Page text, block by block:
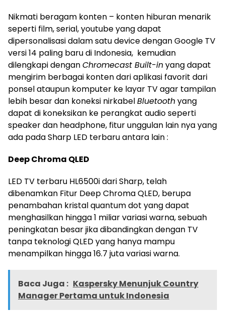
Nikmati beragam konten – konten hiburan menarik
seperti film, serial, youtube yang dapat
dipersonalisasi dalam satu device dengan Google TV
versi 14 paling baru di Indonesia, kemudian
dilengkapi denganChromecast Built-inyang dapat
mengirim berbagai konten dari aplikasi favorit dari
ponsel ataupun komputer ke layar TV agar tampilan
lebih besar dan koneksi nirkabelBluetoothyang
dapat di koneksikan ke perangkat audio seperti
speaker dan headphone, fitur unggulan lain nya yang
ada pada Sharp LED terbaru antara lain :
Deep Chroma QLED
LED TV terbaru HL6500i dari Sharp, telah
dibenamkan Fitur Deep Chroma QLED, berupa
penambahan kristal quantum dot yang dapat
menghasilkan hingga 1 miliar variasi warna, sebuah
peningkatan besar jika dibandingkan dengan TV
tanpa teknologi QLED yang hanya mampu
menampilkan hingga 16.7 juta variasi warna.
Baca Juga : Kaspersky Menunjuk Country
Manager Pertama untuk Indonesia